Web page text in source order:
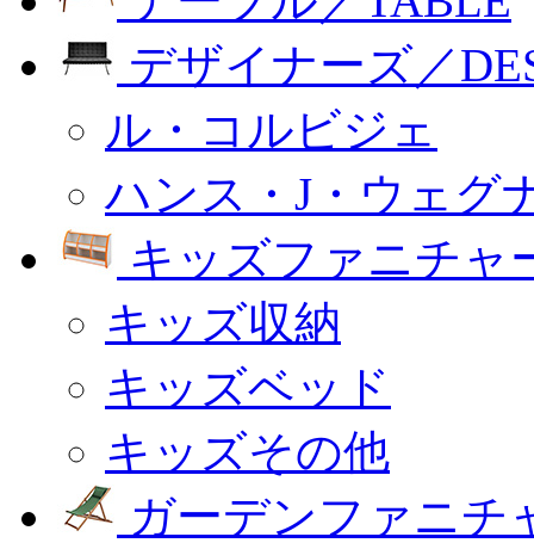
デザイナーズ／
ル・コルビジェ
ハンス・J・ウェグ
キッズファニチャ
キッズ収納
キッズベッド
キッズその他
ガーデンファニチ